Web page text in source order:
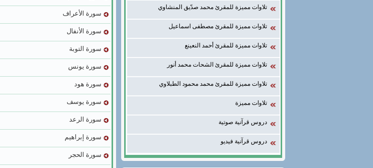
سورة الأعراف
سورة الأنفال
سورة التوبة
سورة يونس
سورة هود
سورة يوسف
سورة الرعد
سورة إبراهيم
سورة الحجر
تلاوات مميزة للمقرئ محمد صدّيق المنشاوي
تلاوات مميزة للمقرئ مصطفى اسماعيل
تلاوات مميزة للمقرئ أحمد النعينع
تلاوات مميزة للمقرئ الشحات محمد أنور
تلاوات مميزة للمقرئ محمد محمود الطبلاوي
تلاوات مميزة
دروس قرآنية صوتية
دروس قرآنية فيديو